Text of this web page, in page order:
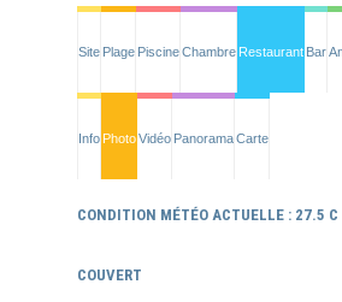
Site Plage PiscineChambre Restaurant Bar
Info PhotoVidéo PanoramaCarte
CONDITION MÉTÉO ACTUELLE : 27.5 C
COUVERT